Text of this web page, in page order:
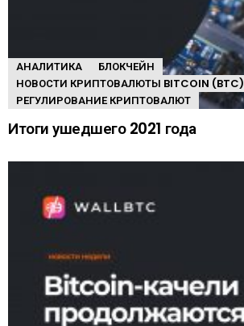
АНАЛИТИКА
БЛОКЧЕЙН
НОВОСТИ КРИПТОВАЛЮТЫ BITCOIN (BTC)
РЕГУЛИРОВАНИЕ КРИПТОВАЛЮТ
Итоги ушедшего 2021 года